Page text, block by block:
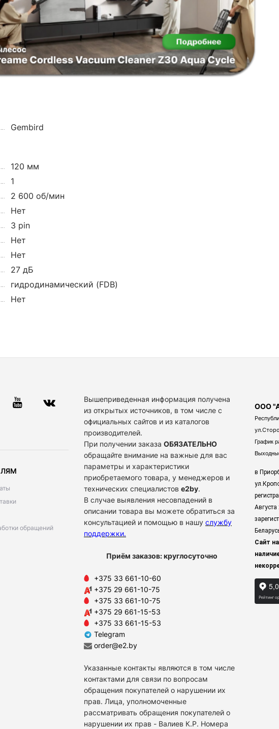
Gembird
120 мм
1
2 600 об/мин
Нет
3 pin
Нет
Нет
27 дБ
гидродинамический (FDB)
Нет
обращений
Вышеприведенная информация получена
из открытых источников, в том числе с
официальных сайтов и из каталогов
производителей.
При получении заказа ОБЯЗАТЕЛЬНО
обращайте внимание на важные для вас
параметры и характеристики
приобретаемого товара, у менеджеров и
технических специалистов e2by.
В случае выявления несовпадений в
описании товара вы можете обратиться за
консультацией и помощью в нашу службу
поддержки.
Приём заказов: круглосуточно
+375 33 661-10-60
+375 29 661-10-75
+375 33 661-10-75
+375 29 661-15-53
+375 33 661-15-53
Telegram
order@e2.by
Указанные контакты являются в том числе
контактами для связи по вопросам
обращения покупателей о нарушении их
прав. Лица, уполномоченные
рассматривать обращения покупателей о
нарушении их прав - Валиев К.Р. Номера
ООО
График
в
Сайт